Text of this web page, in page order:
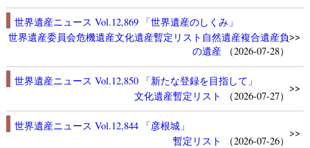
世界遺産ニュース Vol.12,869 「世界遺産のしくみ」
世界遺産委員会危機遺産文化遺産暫定リスト 自然遺産複合遺産負
の遺産
（2026-07-28）
>>
世界遺産ニュース Vol.12,850 「新たな登録を目指して」
文化遺産暫定リスト （2026-07-27）
>>
世界遺産ニュース Vol.12,844 「彦根城」
暫定リスト
（2026-07-26）
>>